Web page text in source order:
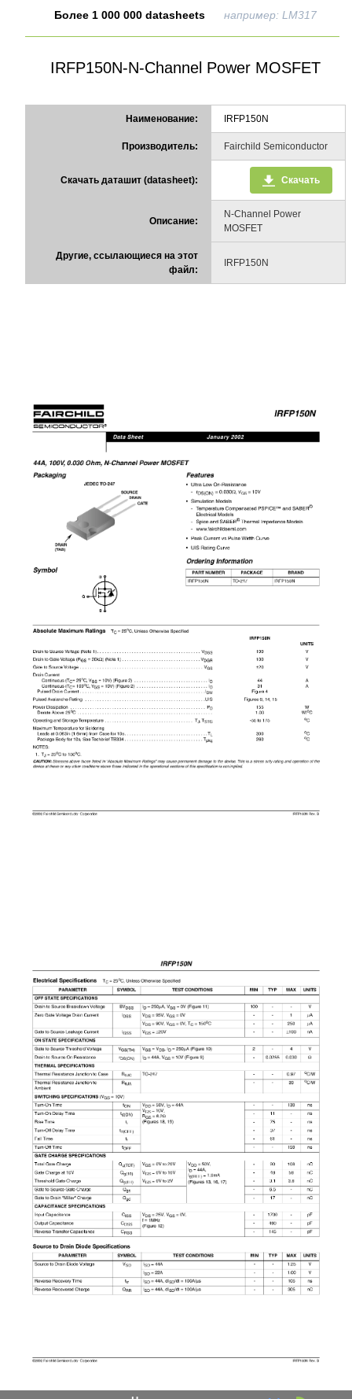
Более 1 000 000 datasheets например: LM317
IRFP150N-N-Channel Power MOSFET
Наименование: IRFP150N
Производитель: Fairchild Semiconductor
Скачать даташит (datasheet): Скачать
Описание:
N-Channel Power
MOSFET
Другие, ссылающиеся на этот
файл:
IRFP150N